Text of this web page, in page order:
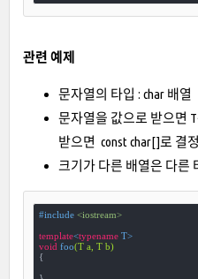
관련 예제
문자열의 타입 : char 배열
문자열을 값으로 받으면
받으면 const char[]로 결
크기가 다른 배열은 다른
#include <iostream>
template<typename
T>
void foo(T a, T b)
{